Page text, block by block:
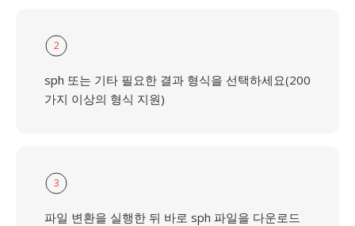
2
sph 또는 기타 필요한 결과 형식을 선택하세요(200
가지 이상의 형식 지원)
3
파일 변환을 실행한 뒤 바로 sph 파일을 다운로드